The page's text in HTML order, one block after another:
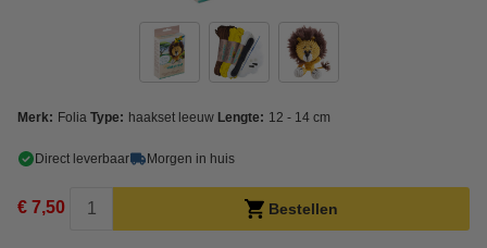
Merk: Folia Type: haakset leeuw Lengte: 12 - 14 cm
Direct leverbaar Morgen in huis
€ 7,50 Bestellen